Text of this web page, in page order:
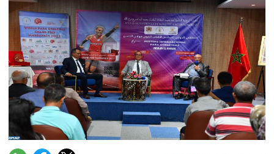
حوادث
دولية
المرأة
فنية
منوعة